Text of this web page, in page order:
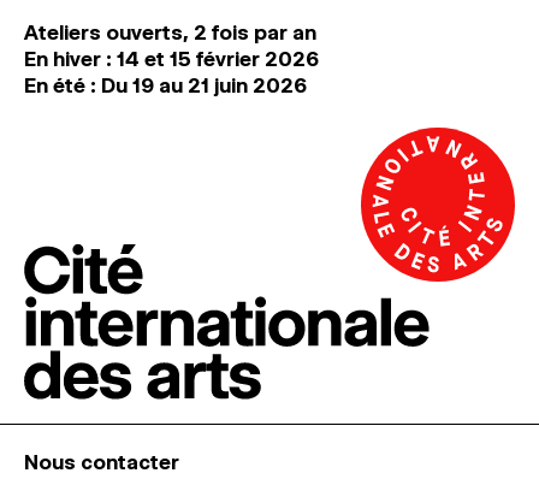
Ateliers ouverts, 2 fois par an
En hiver : 14 et 15 février 2026
En été : Du 19 au 21 juin 2026
Nous contacter